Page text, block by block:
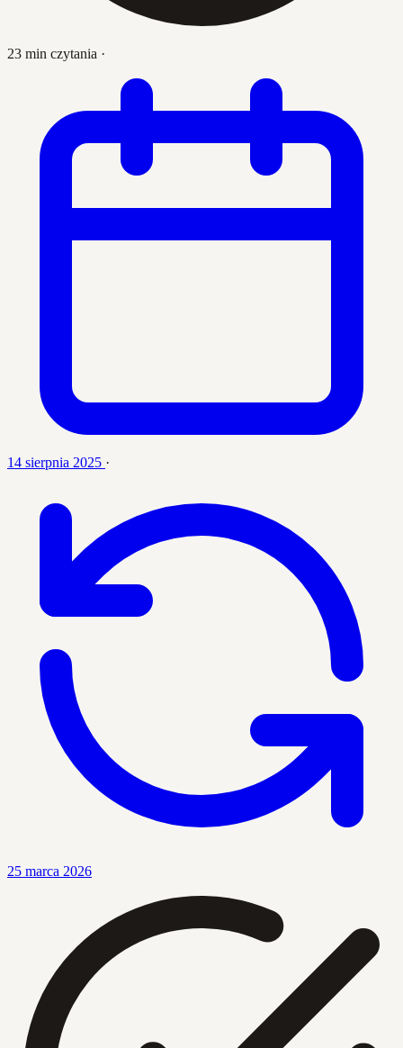
23 min czytania ·
14 sierpnia 2025 ·
25 marca 2026